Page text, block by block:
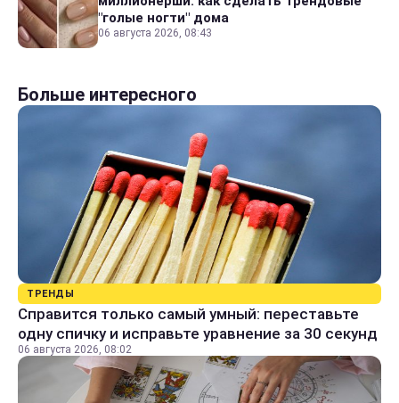
"голые ногти" дома
06 августа 2026, 08:43
Больше интересного
ТРЕНДЫ
Справится только самый умный: переставьте
одну спичку и исправьте уравнение за 30 секунд
06 августа 2026, 08:02